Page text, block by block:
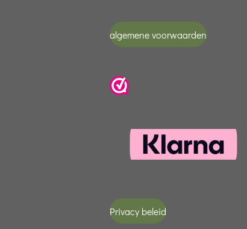
algemene voorwaarden
Privacy beleid